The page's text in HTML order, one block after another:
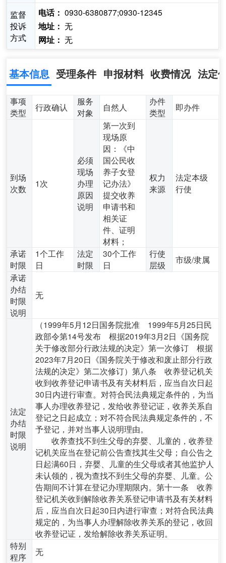
监督
投诉
方式
电话： 0930-6380877;0930-12345
地址： 无
网址： 无
基本信息 受理条件 申报材料 收费情况 法定
事项
类型
行政确认
服务
对象
自然人
办件
类型
即办件
到场
次数
1次
必须
现场
办理
原因
说明
第一次到
现场原
因：《中
国公民收
养子女登
记办法》
提交收养
申请书和
相关证
件、证明
材料；
权力
来源
法定本级
行使
承诺
时限
1个工作
日
法定
时限
30个工作
日
行使
层级
市级/隶属
承诺
办结
时限
说明
无
法定
办结
时限
说明
（1999年5月12日国务院批准 1999年5月25日民
政部令第14号发布 根据2019年3月2日《国务院
关于修改部分行政法规的决定》第一次修订 根据
2023年7月20日《国务院关于修改和废止部分行政
法规的决定》第二次修订）第八条 收养登记机关
收到收养登记申请书及有关材料后，应当自次日起
30日内进行审查。对符合民法典规定条件的，为当
事人办理收养登记，发给收养登记证，收养关系自
登记之日起成立；对不符合民法典规定条件的，不
予登记，并对当事人说明理由。
收养查找不到生父母的弃婴、儿童的，收养登
记机关应当在登记前公告查找其生父母；自公告之
日起满60日，弃婴、儿童的生父母或者其他监护人
未认领的，视为查找不到生父母的弃婴、儿童。公
告期间不计算在登记办理期限内。第十一条 收养
登记机关收到解除收养关系登记申请书及有关材料
后，应当自次日起30日内进行审查；对符合民法典
规定的，为当事人办理解除收养关系的登记，收回
收养登记证，发给解除收养关系证明。
特别
程序
无